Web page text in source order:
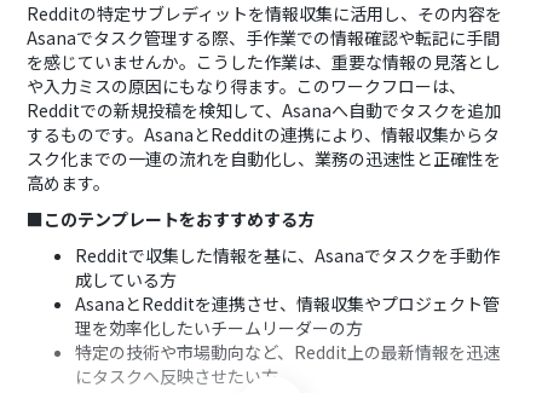
Redditの特定サブレディットを情報収集に活用し、その内容を
Asanaでタスク管理する際、手作業での情報確認や転記に手間
を感じていませんか。こうした作業は、重要な情報の見落とし
や入力ミスの原因にもなり得ます。このワークフローは、
Redditでの新規投稿を検知して、Asanaへ自動でタスクを追加
するものです。AsanaとRedditの連携により、情報収集からタ
スク化までの一連の流れを自動化し、業務の迅速性と正確性を
高めます。
■このテンプレートをおすすめする方
Redditで収集した情報を基に、Asanaでタスクを手動作
成している方
AsanaとRedditを連携させ、情報収集やプロジェクト管
理を効率化したいチームリーダーの方
特定の技術や市場動向など、Reddit上の最新情報を迅速
にタスクへ反映させたい方